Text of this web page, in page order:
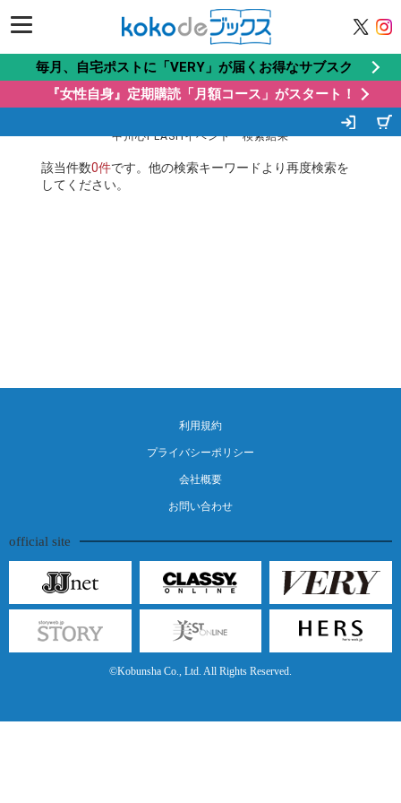
毎月、自宅ポストに「VERY」が届くお得なサブスク
『女性自身』定期購読「月額コース」がスタート！
VERY定期購読「プレミアムコース」VERY×yo
riネイビートート付き！
中川心FLASHイベント 検索結果
該当件数0件です。他の検索キーワードより再度検索を
してください。
利用規約
プライバシーポリシー
会社概要
お問い合わせ
official site
©Kobunsha Co., Ltd. All Rights Reserved.